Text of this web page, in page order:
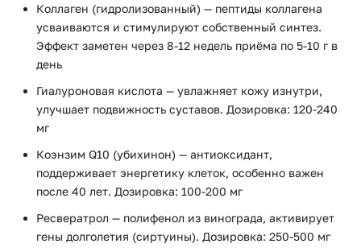
Коллаген (гидролизованный) — пептиды коллагена
усваиваются и стимулируют собственный синтез.
Эффект заметен через 8-12 недель приёма по 5-10 г в
день
Гиалуроновая кислота — увлажняет кожу изнутри,
улучшает подвижность суставов. Дозировка: 120-240
мг
Коэнзим Q10 (убихинон) — антиоксидант,
поддерживает энергетику клеток, особенно важен
после 40 лет. Дозировка: 100-200 мг
Ресвератрол — полифенол из винограда, активирует
гены долголетия (сиртуины). Дозировка: 250-500 мг